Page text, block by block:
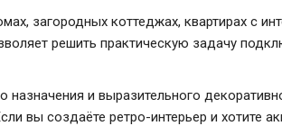
загородных коттеджах, квартирах с
решить практическую задачу
и выразительного
вы создаёте ретро-интерьер и хотите